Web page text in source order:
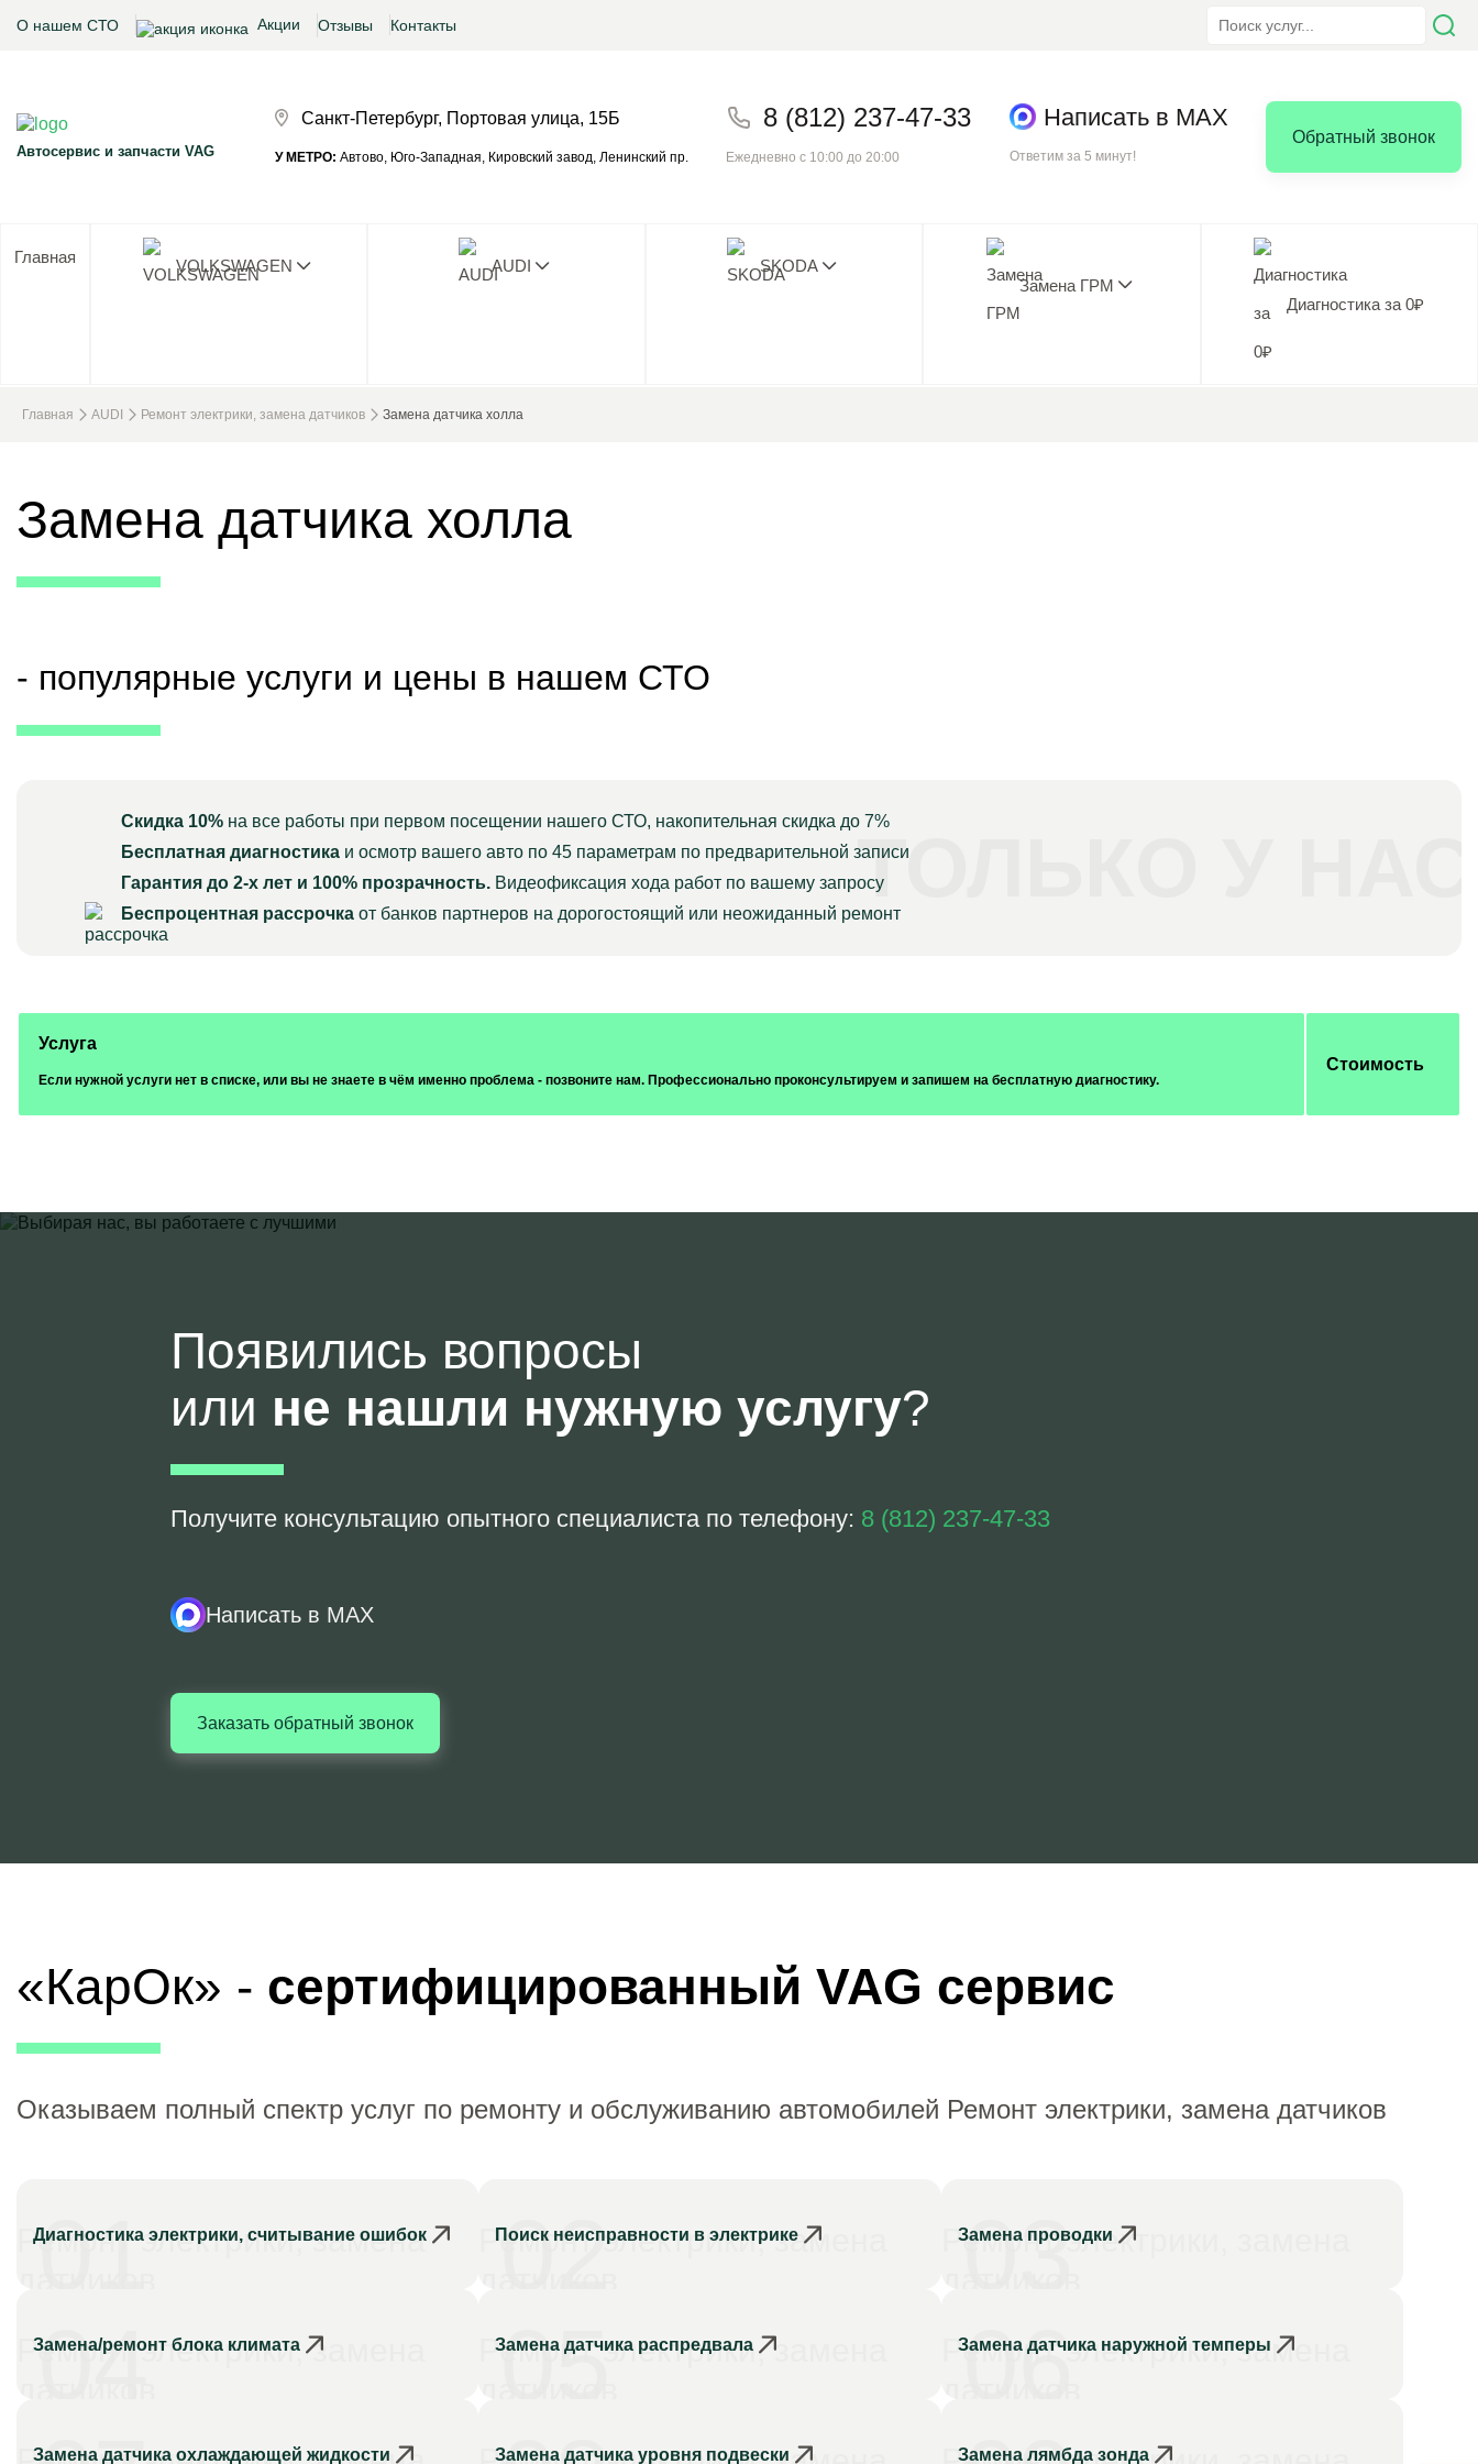
О нашем СТО Акции Отзывы Контакты
Автосервис и запчасти VAG
Санкт-Петербург, Портовая улица, 15Б
У МЕТРО: Автово, Юго-Западная, Кировский завод, Ленинский пр.
8 (812) 237-47-33
Ежедневно с 10:00 до 20:00
Написать в MAX
Ответим за 5 минут!
Обратный звонок
Главная VOLKSWAGEN AUDI
SKODA
Замена ГРМ
Диагностика за 0₽
5.0
Главная AUDI Ремонт электрики, замена датчиков Замена датчика холла
Замена датчика холла
- популярные услуги и цены в нашем СТО
Скидка 10% на все работы при первом посещении нашего СТО, накопительная скидка до 7%
Бесплатная диагностика и осмотр вашего авто по 45 параметрам по предварительной записи
Гарантия до 2-х лет и 100% прозрачность. Видеофиксация хода работ по вашему запросу
Беспроцентная рассрочка от банков партнеров на дорогостоящий или неожиданный ремонтТОЛЬКО У НАС
Услуга
Если нужной услуги нет в списке, или вы не знаете в чём именно проблема - позвоните нам. Профессионально проконсультируем и запишем на бесплатную диагностику.
Стоимость
Появились вопросы
или не нашли нужную услугу?
Получите консультацию опытного специалиста по телефону: 8 (812) 237-47-33
Написать в MAX
Заказать обратный звонок
«КарОк» - сертифицированный VAG сервис
Оказываем полный спектр услуг по ремонту и обслуживанию автомобилей Ремонт электрики, замена датчиков
01
Ремонт электрики, замена
Диагностика электрики, считывание ошибок 02
Ремонт электрики, замена
Поиск неисправности в электрике 03
Ремонт электрики, замена
Замена проводки
04
Ремонт электрики, замена
Замена/ремонт блока климата 05
Ремонт электрики, замена
Замена датчика распредвала 06
Ремонт электрики, замена
Замена датчика наружной темперы
Замена датчика охлаждающей жидкости Замена датчика уровня подвески Замена лямбда зонда